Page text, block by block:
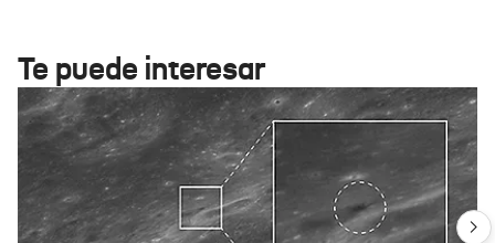
Te puede interesar